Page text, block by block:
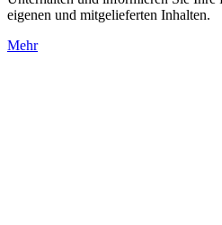
eigenen und mitgelieferten Inhalten.
Mehr